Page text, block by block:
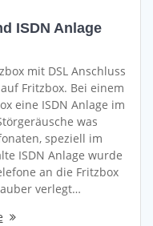
ISDN Anlage
mit DSL Anschluss
Fritzbox. Bei einem
eine ISDN Anlage im
was
speziell im
ISDN Anlage wurde
an die Fritzbox
verlegt…